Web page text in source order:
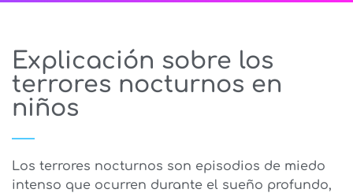
Explicación sobre los
terrores nocturnos en
niños
Los terrores nocturnos son episodios de miedo
intenso que ocurren durante el sueño profundo,